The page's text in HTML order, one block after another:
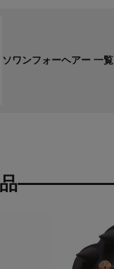
ソワンフォーヘアー 一覧